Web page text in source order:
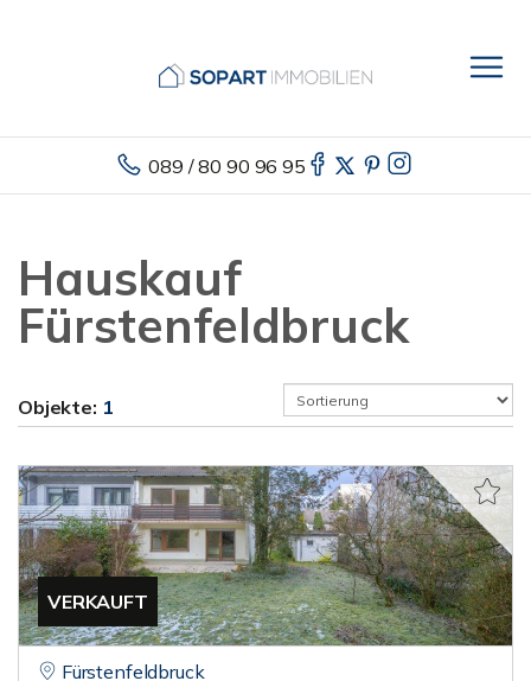
089 / 80 90 96 95
Hauskauf
Fürstenfeldbruck
Objekte: 1
VERKAUFT
Fürstenfeldbruck